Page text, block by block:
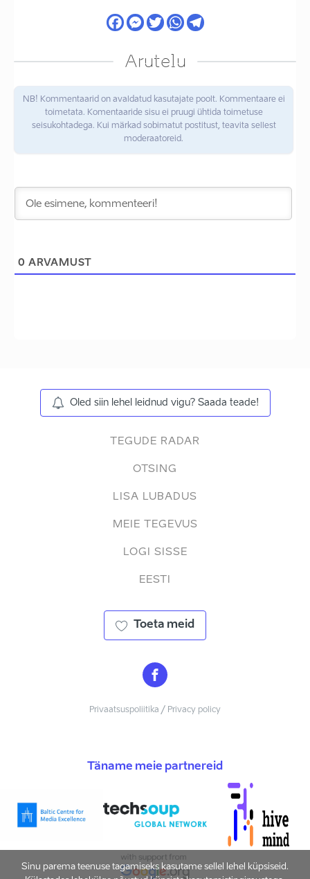
Arutelu
NB! Kommentaarid on avaldatud kasutajate poolt. Kommentaare ei
toimetata. Komentaaride sisu ei pruugi ühtida toimetuse
seisukohtadega. Kui märkad sobimatut postitust, teavita sellest
moderaatoreid.
0 ARVAMUST
Oled siin lehel leidnud vigu? Saada teade!
TEGUDE RADAR
OTSING
LISA LUBADUS
MEIE TEGEVUS
LOGI SISSE
EESTI
Toeta meid
Privaatsuspoliitika / Privacy policy
Täname meie partnereid
Sinu parema teenuse tagamiseks kasutame sellel lehel küpsiseid.